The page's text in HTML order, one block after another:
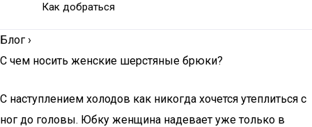
Как добраться
Блог ›
С чем носить женские шерстяные брюки?
С наступлением холодов как никогда хочется утеплиться с
ног до головы. Юбку женщина надевает уже только в